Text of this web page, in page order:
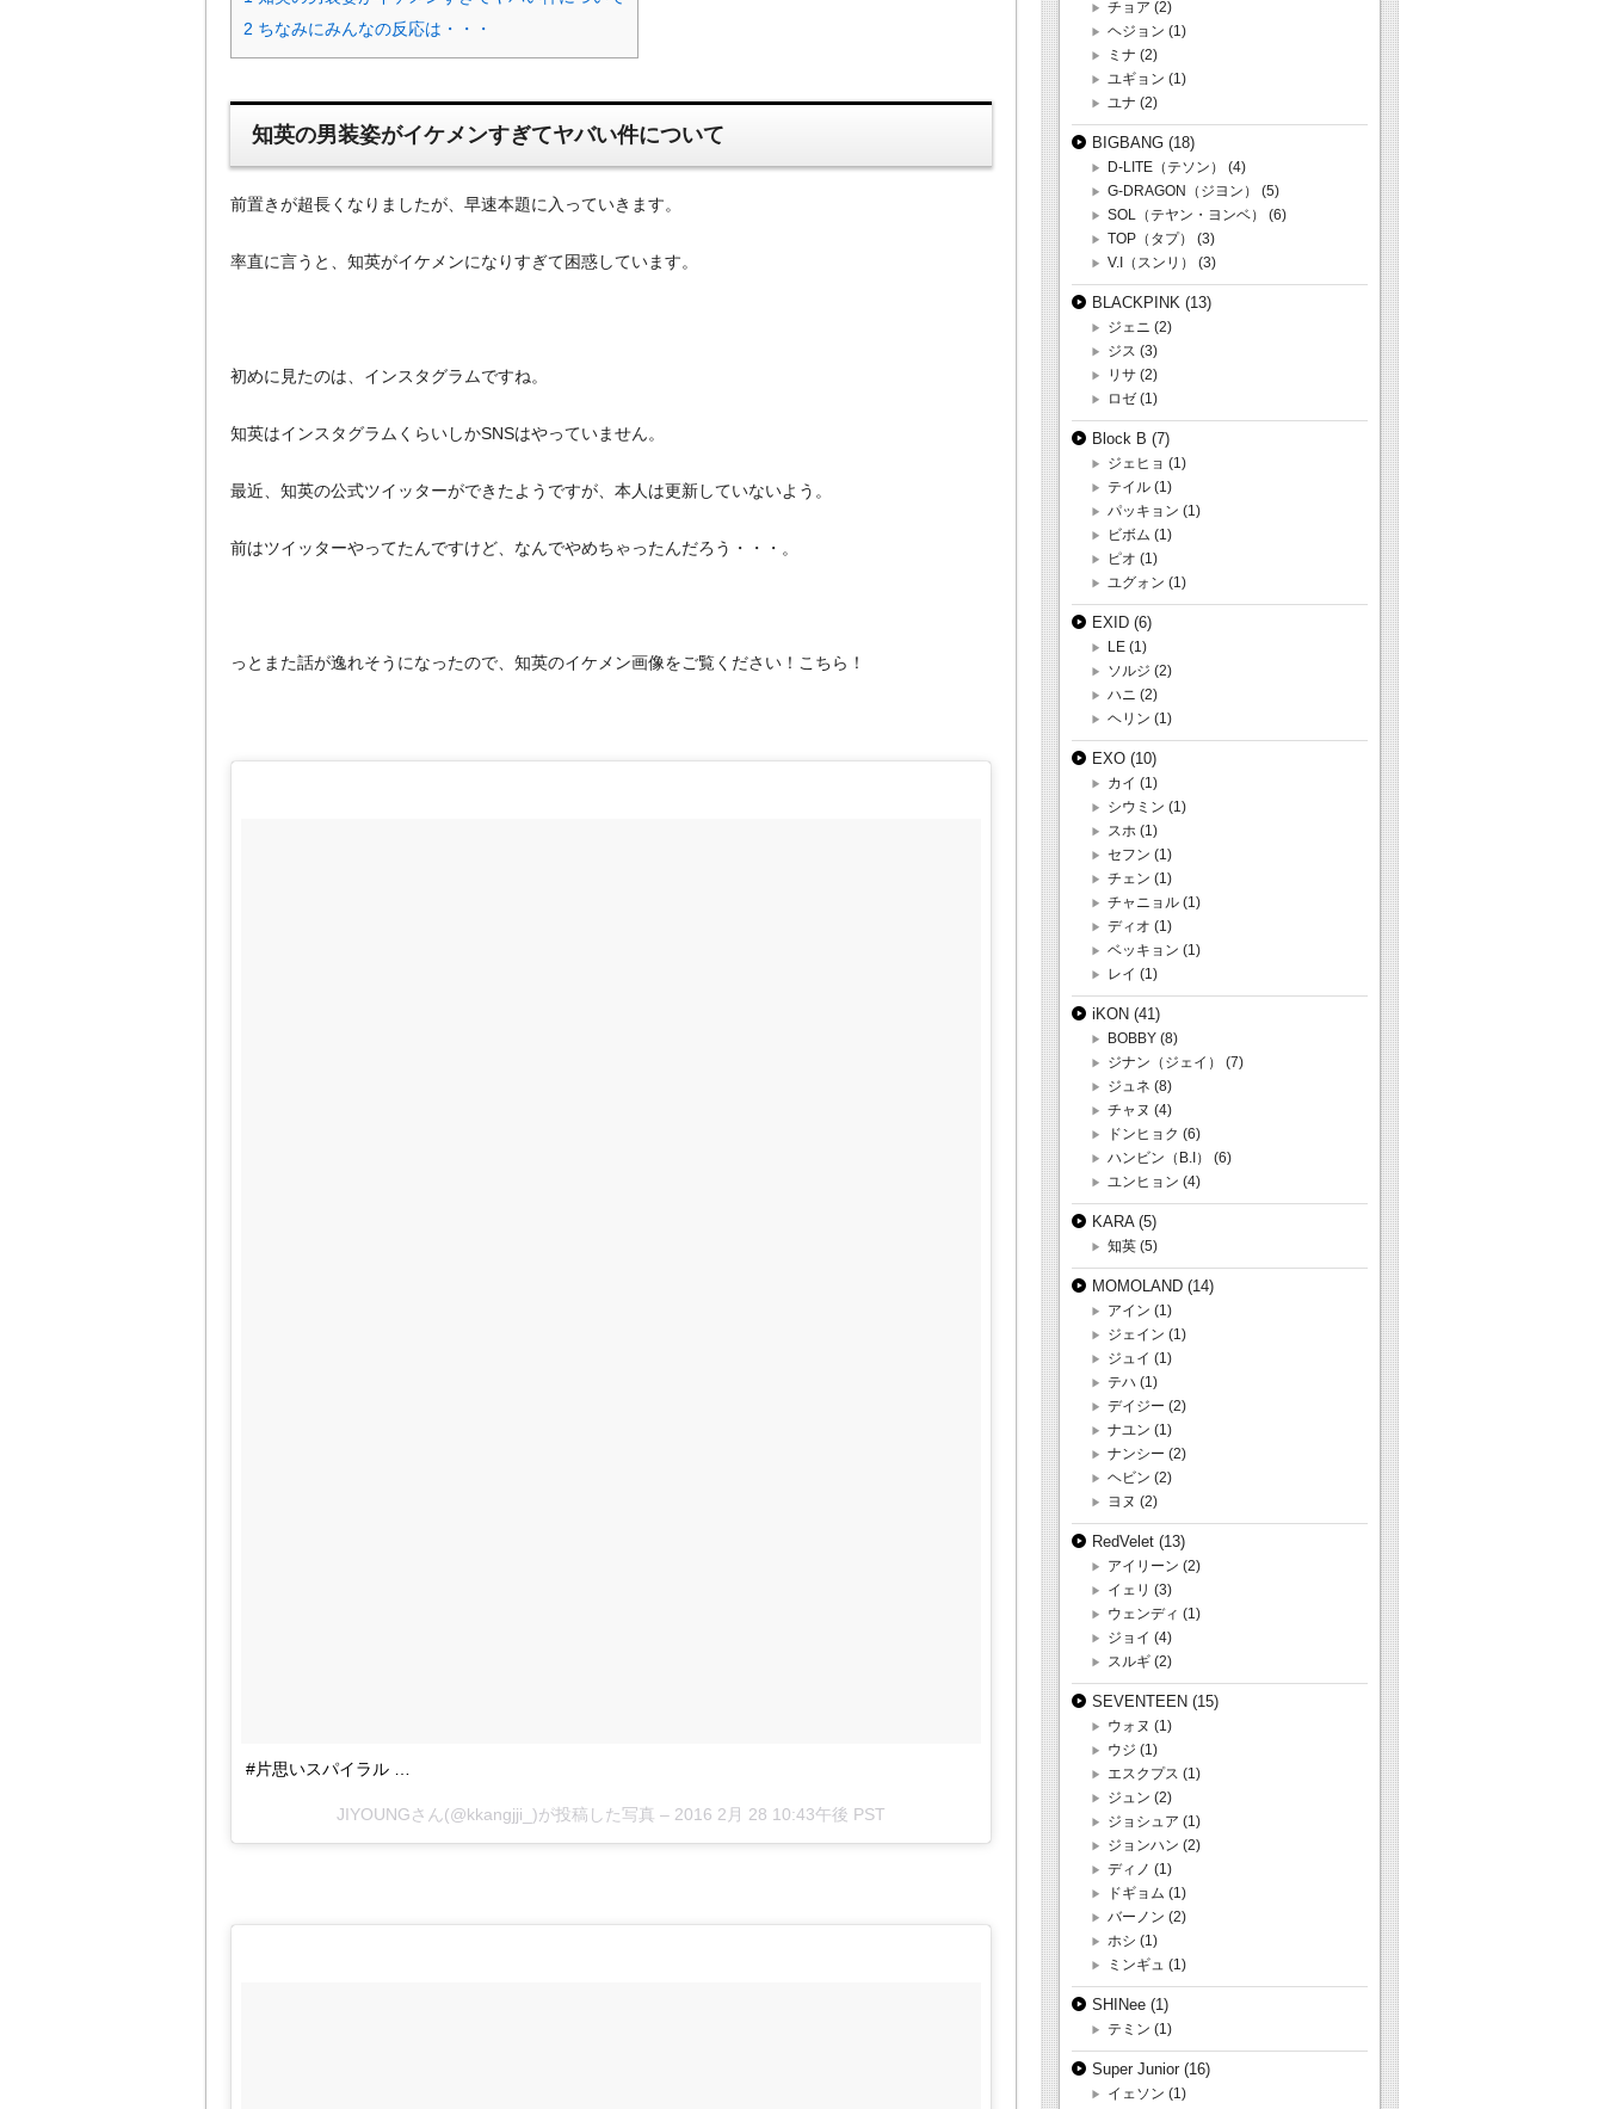
2 ちなみにみんなの反応は・・・
知英の男装姿がイケメンすぎてヤバい件について
前置きが超長くなりましたが、早速本題に入っていきます。
率直に言うと、知英がイケメンになりすぎて困惑しています。
初めに見たのは、インスタグラムですね。
知英はインスタグラムくらいしかSNSはやっていません。
最近、知英の公式ツイッターができたようですが、本人は更新していないよう。
前はツイッターやってたんですけど、なんでやめちゃったんだろう・・・。
っとまた話が逸れそうになったので、知英のイケメン画像をご覧ください！こちら！
#片思いスパイラル …
JIYOUNGさん(@kkangjji_)が投稿した写真 – 2016 2月 28 10:43午後 PST
チョア (2)
ヘジョン (1)
ミナ (2)
ユギョン (1)
ユナ (2)
BIGBANG (18)
D-LITE（テソン）
(4)
G-DRAGON（ジヨン）
(5)
SOL（テヤン・ヨンベ）
(6)
TOP（タプ）
(3)
V.I（スンリ）
(3)
BLACKPINK (13)
ジェニ (2)
ジス (3)
リサ (2)
ロゼ (1)
Block B (7)
ジェヒョ (1)
テイル (1)
パッキョン (1)
ビボム (1)
ピオ (1)
ユグォン (1)
EXID (6)
LE (1)
ソルジ (2)
ハニ (2)
ヘリン (1)
EXO (10)
カイ (1)
シウミン (1)
スホ (1)
セフン (1)
チェン (1)
チャニョル (1)
ディオ (1)
ベッキョン (1)
レイ (1)
iKON (41)
BOBBY (8)
ジナン（ジェイ）
(7)
ジュネ (8)
チャヌ (4)
ドンヒョク (6)
ハンビン（B.I）
(6)
ユンヒョン (4)
KARA(5)
知英 (5)
MOMOLAND (14)
アイン (1)
ジェイン (1)
ジュイ (1)
テハ (1)
デイジー (2)
ナユン (1)
ナンシー (2)
ヘビン (2)
ヨヌ (2)
RedVelet (13)
アイリーン (2)
イェリ (3)
ウェンディ (1)
ジョイ (4)
スルギ (2)
SEVENTEEN (15)
ウォヌ (1)
ウジ (1)
エスクプス (1)
ジュン (2)
ジョシュア (1)
ジョンハン (2)
ディノ (1)
ドギョム (1)
バーノン (2)
ホシ (1)
ミンギュ (1)
SHINee (1)
テミン (1)
Super Junior (16)
イェソン (1)